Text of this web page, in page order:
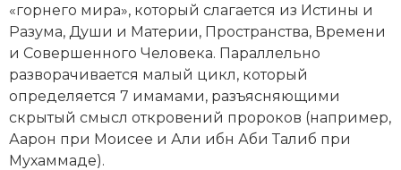
Социально-экономическая история
Специальные исторические дисциплины
СССР
Южная Америка
«горнего мира», который слагается из Истины и
Разума, Души и Материи, Пространства, Времени
и Совершенного Человека. Параллельно
разворачивается малый цикл, который
определяется 7 имамами, разъясняющими
скрытый смысл откровений пророков (например,
Аарон при Моисее и Али ибн Аби Талиб при
Мухаммаде).